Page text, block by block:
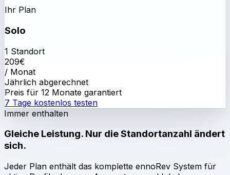
Ihr Plan
Solo
1 Standort
209€
/ Monat
Jährlich abgerechnet
Preis für 12 Monate garantiert
7 Tage kostenlos testen
Immer enthalten
Gleiche Leistung. Nur die Standortanzahl ändert
sich.
Jeder Plan enthält das komplette ennoRev System für